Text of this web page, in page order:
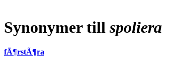
Synonymer till spoliera
fÃ¶rstÃ¶ra